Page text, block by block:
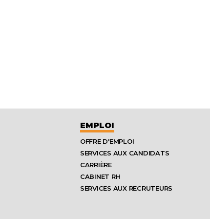
EMPLOI
OFFRE D'EMPLOI
SERVICES AUX CANDIDATS
CARRIÈRE
CABINET RH
SERVICES AUX RECRUTEURS